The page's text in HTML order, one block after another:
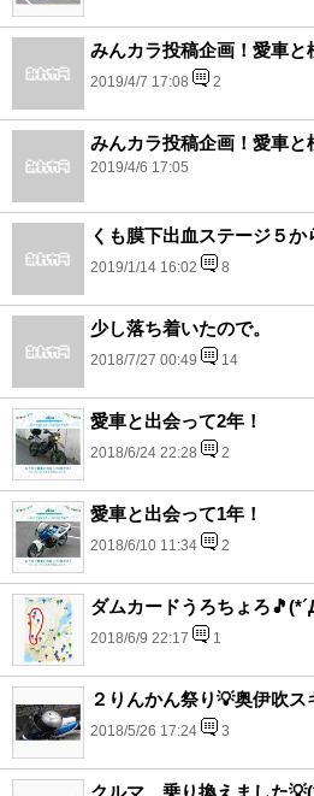
みんカラ投稿企画！愛車と
2019/4/7 17:08 2
みんカラ投稿企画！愛車と
2019/4/6 17:05
くも膜下出血ステージ５か
2019/1/14 16:02 8
少し落ち着いたので。
2018/7/27 00:49 14
愛車と出会って2年！
2018/6/24 22:28 2
愛車と出会って1年！
2018/6/10 11:34 2
ダムカードうろちょろ
2018/6/9 22:17 1
２りんかん祭り💡奥伊吹ス
2018/5/26 17:24 3
クルマ、乗り換えました